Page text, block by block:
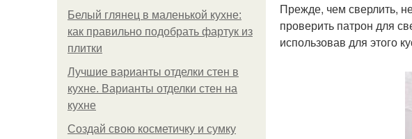
Белый глянец в маленькой кухне:
как правильно подобрать фартук из
плитки
Лучшие варианты отделки стен в
кухне. Варианты отделки стен на
кухне
Создай свою косметичку и сумку
Прежде, чем сверлить,
проверить патрон для
использовав для этого